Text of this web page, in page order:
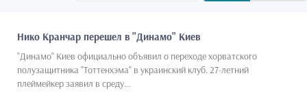
Нико Кранчар перешел в "Динамо" Киев
"Динамо" Киев официально объявил о переходе хорватского
полузащитника "Тоттенхэма" в украинский клуб. 27-летний
плеймейкер заявил в среду...